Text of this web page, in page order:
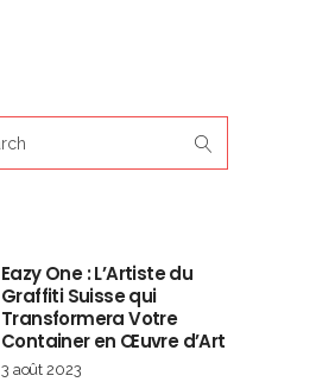
Eazy One : L’Artiste du
Graffiti Suisse qui
Transformera Votre
Container en Œuvre d’Art
3 août 2023